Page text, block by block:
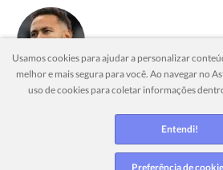
Neymar Jr
Ver mais
Usamos cookies para ajudar a personalizar
melhor e mais segura para você. Ao navegar no
uso de cookies para coletar informações
Entendi!
Preferência de